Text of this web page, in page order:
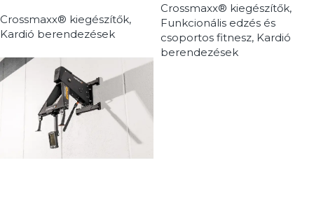
Crossmaxx® kiegészítők,
Kardió berendezések
MEGNÉZEM
Crossmaxx® kiegészítők,
Funkcionális edzés és
csoportos fitnesz, Kardió
berendezések